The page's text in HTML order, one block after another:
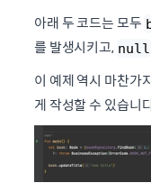
아래 두 코드는 모두
를 발생시키고, null
이 예제 역시 마찬가
게 작성할 수 있습니